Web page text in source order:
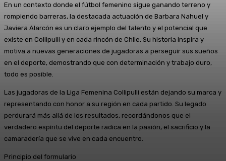
En un contexto donde el fútbol femenino sigue ganando terreno y
rompiendo barreras, la destacada actuación de Barbara Nahuel y
Javiera Alarcón es un claro ejemplo del talento y el potencial que
existe en Collipulli y en cada rincón de Chile. Su historia inspira y
motiva a nuevas generaciones de jugadoras a perseguir sus sueños
en el deporte, demostrando que con determinación y trabajo duro,
todo es posible.
Las jugadoras de la Liga Femenina Collipulli están dejando su marca y
representando con honor a su región en cada partido. Su legado
perdurará más allá de los resultados, recordándonos que el
verdadero espíritu del deporte radica en la pasión, el sacrificio y la
camaradería que se vive en cada encuentro.
Principio del formulario